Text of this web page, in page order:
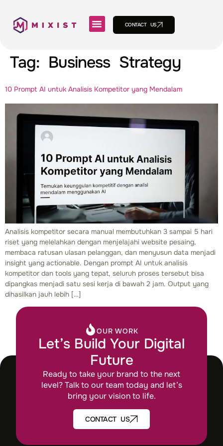
CONTACT US
Tag: Business Strategy
10 Prompt AI untuk Analisis Kompetitor yang Mendalam
Analisis kompetitor secara manual membutuhkan 3 sampai 5 hari
riset yang melelahkan dengan menjelajahi website pesaing,
membaca ratusan ulasan pelanggan, dan menyusun data menjadi
insight yang actionable. Dengan prompt AI untuk analisis
kompetitor dan tools yang tepat, seluruh proses tersebut bisa
dipangkas menjadi satu sesi kerja di bawah 2 jam. Output yang
dihasilkan jauh lebih […]
OUR WORK
Let’s Build Your Digital
Future
Ready to take your brand to the next
level? Talk to our team today and let’s
bring your vision to life.
CONTACT US